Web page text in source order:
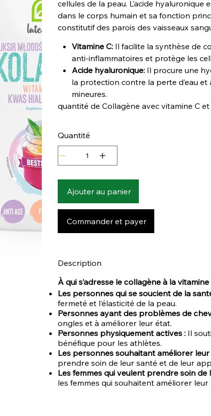
cellules de la peau. L’acide
dans le corps humain et sa fonction
constitutif des parois des vaisseaux
Vitamine C: Il facilite la synthèse de
anti-inflammatoires et protège les
Acide hyaluronique: Il procure une
la protection contre la perte d’eau
mineures.
quantité de Collagène avec vitamine C
Quantité
Ajouter au panier
Commander et payer
Description
À qui s’adresse le collagène à la
Les personnes qui se soucient de la
fermeté et l’élasticité de la peau.
Personnes ayant des problèmes de
ongles et à améliorer leur état.
Personnes physiquement actives :Il
bénéfique pour les athlètes.
Les personnes souhaitant améliorer
prendre soin de leur santé et de leur
Les femmes qui veulent prendre soin de
les femmes qui souhaitent améliorer